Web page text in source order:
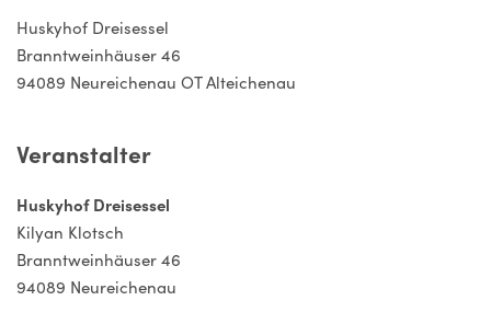
Huskyhof Dreisessel
Branntweinhäuser 46
94089 Neureichenau OT Alteichenau
Veranstalter
Huskyhof Dreisessel
Kilyan Klotsch
Branntweinhäuser 46
94089 Neureichenau